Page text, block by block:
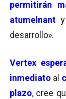
permitirán
atumelnant
desarrollo».
Vertex
inmediato al
plazo, cree